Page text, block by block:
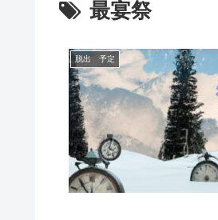
最宴祭
脱出 予定